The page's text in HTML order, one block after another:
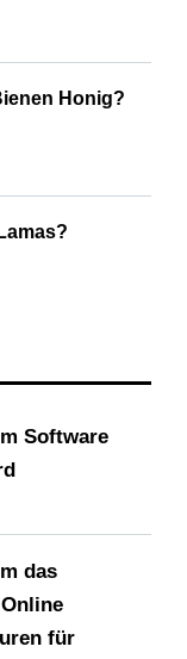
Honig?
Software
das
für